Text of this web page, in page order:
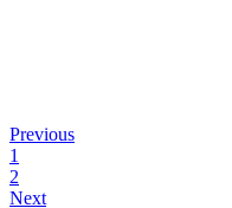
Previous
1
2
Next